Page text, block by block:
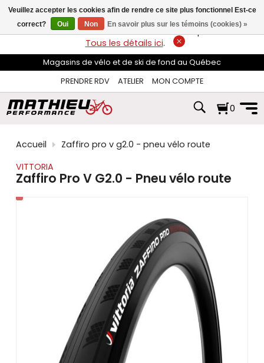
flèches
haut
et
pour
sélectionner
disponible.
Appuyez
pour
au
résultat
de
toucher
glisser.
LIVRAISON GRATUITEsur les commandes de plus de 74$*.
Tous les détails ici.
Magasins de vélo et de ski de fond au Québec
PRENDRE RDV
ATELIER MON COMPTE
0
Accueil
Zaffiro pro v g2.0 - pneu vélo route
VITTORIA
Zaffiro Pro V G2.0 - Pneu vélo route
Veuillez accepter les cookies afin de rendre ce site plus fonctionnel Est-ce
correct?
Oui Non En savoir plus sur les témoins (cookies) »